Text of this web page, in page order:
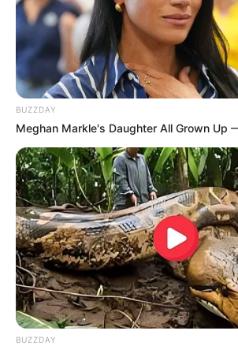
Role modelnya adalah ayahnya.
Mempunyai channel vlog di channel
bernama ‘PRODUSORN’.
Berbagi kamar dengan Yeeun dan
5. Yeeun
BUZZDAY
Meghan Markle's Daughter All Grown Up
BUZZDAY